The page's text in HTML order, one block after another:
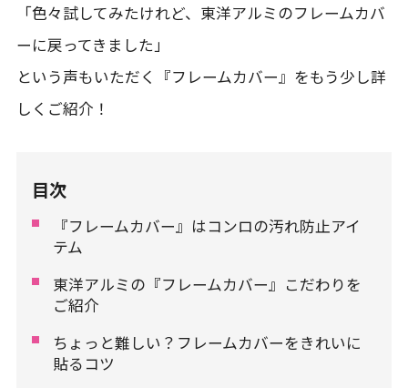
「色々試してみたけれど、東洋アルミのフレームカバ
ーに戻ってきました」
という声もいただく『フレームカバー』をもう少し詳
しくご紹介！
目次
『フレームカバー』はコンロの汚れ防止アイ
テム
東洋アルミの『フレームカバー』こだわりを
ご紹介
ちょっと難しい？フレームカバーをきれいに
貼るコツ